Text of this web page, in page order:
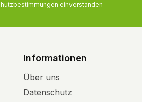
einverstanden
Informationen
Über uns
Datenschutz